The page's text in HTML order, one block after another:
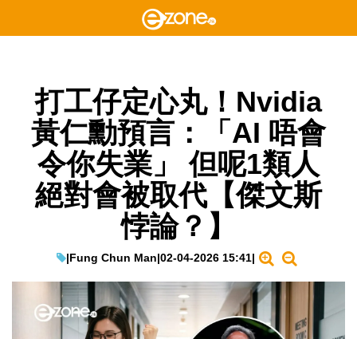
打工仔定心丸！Nvidia
黃仁勳預言：「AI 唔會
令你失業」 但呢1類人
絕對會被取代【傑文斯
悖論？】
|Fung Chun Man|02-04-2026 15:41|